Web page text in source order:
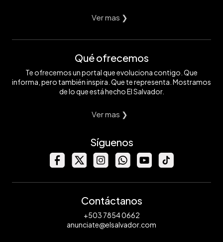
Ver mas ❯
Qué ofrecemos
Te ofrecemos un portal que evoluciona contigo. Que
informa, pero también inspira. Que te representa. Mostramos
de lo que está hecho El Salvador.
Ver mas ❯
Síguenos
Contáctanos
+503 7854 0662
anunciate@elsalvador.com